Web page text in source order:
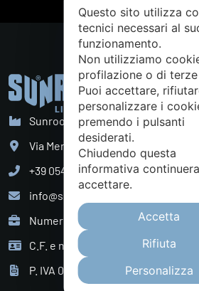
Sunroom S.p.A. - Sede Legale
Via Mercadante, 10 Cattolica (RN) -
+39 0541 834011
info@sunroom.it
Numero REA RN - 225109
C.F. e nr. iscrizione al Registro
P. IVA 01968830404
Questo sito utilizza
tecnici necessari al
funzionamento.
Non utilizziamo
profilazione o di
Puoi accettare,
personalizzare i
premendo i pulsanti
desiderati.
Chiudendo questa
informativa
accettare.
Accetta
Rifiuta
Personalizza